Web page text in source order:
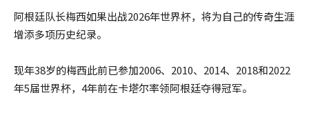
阿根廷队长梅西如果出战2026年世界杯，将为自己的传奇生涯
增添多项历史纪录。
现年38岁的梅西此前已参加2006、2010、2014、2018和2022
年5届世界杯，4年前在卡塔尔率领阿根廷夺得冠军。